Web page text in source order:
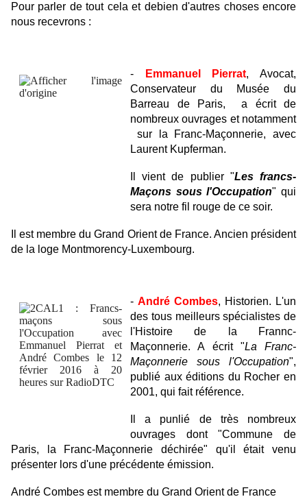
Pour parler de tout cela et debien d'autres choses encore
nous recevrons :
- Emmanuel Pierrat, Avocat,
Conservateur du Musée du
Barreau de Paris, a écrit de
nombreux ouvrages et notamment
sur la Franc-Maçonnerie, avec
Laurent Kupferman.
Il vient de publier "Les francs-
Maçons sous l'Occupation" qui
sera notre fil rouge de ce soir.
Il est membre du Grand Orient de France. Ancien président
de la loge Montmorency-Luxembourg.
- André Combes, Historien. L'un
des tous meilleurs spécialistes de
l'Histoire de la Frannc-
Maçonnerie. A écrit "La Franc-
Maçonnerie sous l'Occupation",
publié aux éditions du Rocher en
2001, qui fait référence.
Il a punlié de très nombreux
ouvrages dont "Commune de
Paris, la Franc-Maçonnerie déchirée" qu'il était venu
présenter lors d'une précédente émission.
André Combes est membre du Grand Orient de France